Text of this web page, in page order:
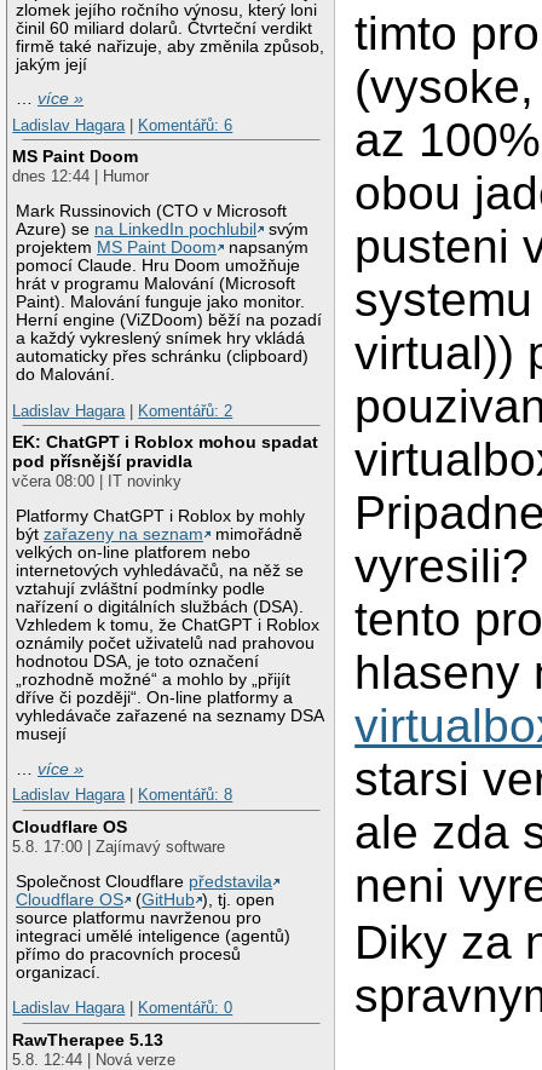
zlomek jejího ročního výnosu, který loni
činil 60 miliard dolarů. Čtvrteční verdikt
firmě také nařizuje, aby změnila způsob,
jakým její
…více »
Ladislav Hagara
Komentářů: 6
MS Paint Doom
dnes 12:44 | Humor
Mark Russinovich (CTO v Microsoft
Azure) se na LinkedIn pochlubil
svým
projektem MS Paint Doom
napsaným
pomocí Claude. Hru Doom umožňuje
hrát v programu Malování (Microsoft
Paint). Malování funguje jako monitor.
Herní engine (ViZDoom) běží na pozadí
a každý vykreslený snímek hry vkládá
automaticky přes schránku (clipboard)
do Malování.
Ladislav Hagara
Komentářů: 2
EK: ChatGPT i Roblox mohou spadat
pod přísnější pravidla
včera 08:00 | IT novinky
Platformy ChatGPT i Roblox by mohly
býtzařazeny na seznam
mimořádně
velkých on-line platforem nebo
internetových vyhledávačů, na něž se
vztahují zvláštní podmínky podle
nařízení o digitálních službách (DSA).
Vzhledem k tomu, že ChatGPT i Roblox
oznámily počet uživatelů nad prahovou
hodnotou DSA, je toto označení
„rozhodně možné“ a mohlo by „přijít
dříve či později“. On-line platformy a
vyhledávače zařazené na seznamy DSA
musejí
…více »
Ladislav Hagara| Komentářů: 8
Cloudflare OS
5.8. 17:00 | Zajímavý software
Společnost Cloudflare představila
Cloudflare OS
(GitHub ), tj. open
source platformu navrženou pro
integraci umělé inteligence (agentů)
přímo do pracovních procesů
organizací.
Ladislav Hagara| Komentářů: 0
RawTherapee 5.13
5.8. 12:44 | Nová verze
timto
az
obou
pusteni
virtual))
vyresili?
tento
hlaseny
starsi
ale zda
neni
Diky za